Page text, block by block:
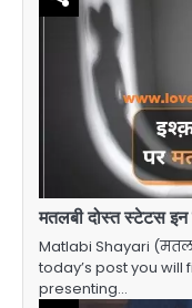
मतलबी दोस्त स्टेटस
Matlabi Shayari
today’s post you
presenting…